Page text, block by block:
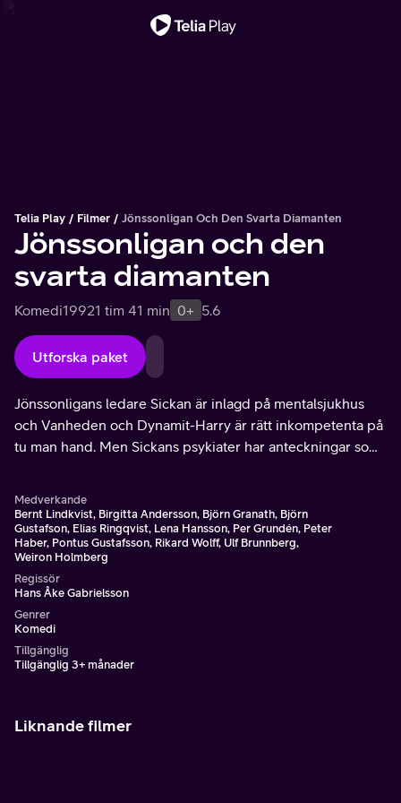
Telia Play Filmer Jönssonligan Och Den Svarta Diamanten
Jönssonligan och den
svarta diamanten
Komedi19921 tim 41 min 0+ 5.6
Utforska paket
Jönssonligans ledare Sickan är inlagd på mentalsjukhus
och Vanheden och Dynamit-Harry är rätt inkompetenta på
tu man hand. Men Sickans psykiater har anteckningar som
Medverkande
Bernt Lindkvist, Birgitta Andersson, Björn Granath, Björn
Gustafson, Elias Ringqvist, Lena Hansson, Per Grundén, Peter
Haber, Pontus Gustafsson, Rikard Wolff, Ulf Brunnberg,
Weiron Holmberg
Regissör
Hans Åke Gabrielsson
Genrer
Komedi
Tillgänglig
Tillgänglig 3+ månader
Liknande filmer